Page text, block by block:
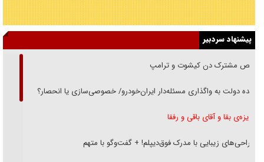
پیشنهاد سردبیر
رقص مشترک دن کیشوت و ترامپ
دنده دولت به واگذاری مسئله‌دار ایران‌خودرو/ خصوصی‌سازی یا انحصار؟
غریزه‌ی بقا و آقای باقی و رفقا
جراحی‌های زیبایی با مدرک فوق‌دیپلم! + گفت‌وگو با متهم